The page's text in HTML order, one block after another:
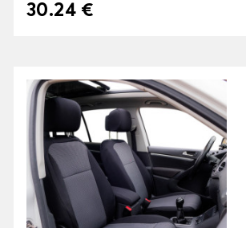
30.24 €